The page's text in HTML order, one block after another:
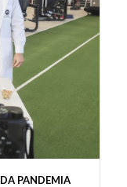
PANDEMIA